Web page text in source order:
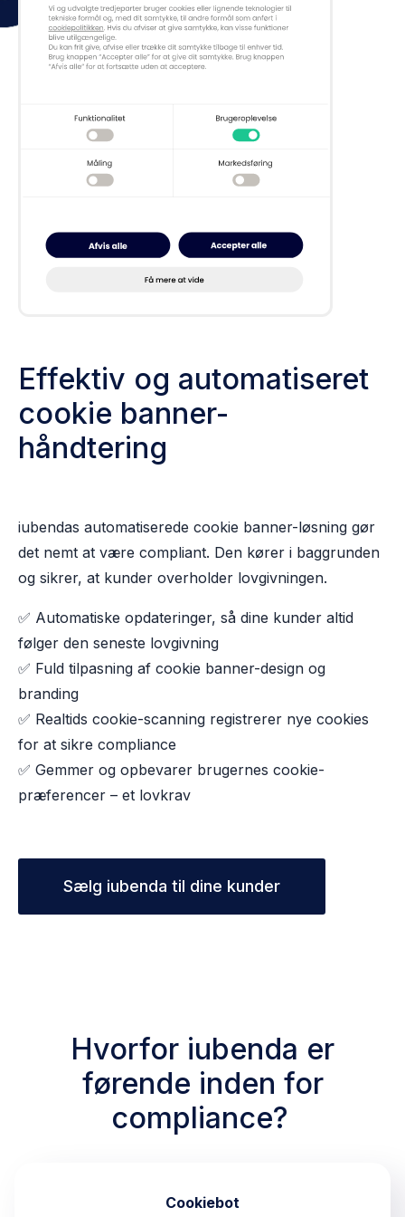
Effektiv og automatiseret
cookie banner-
håndtering
iubendas automatiserede cookie banner-løsning gør
det nemt at være compliant. Den kører i baggrunden
og sikrer, at kunder overholder lovgivningen.
✅ Automatiske opdateringer, så dine kunder altid
følger den seneste lovgivning
✅ Fuld tilpasning af cookie banner-design og
branding
✅ Realtids cookie-scanning registrerer nye cookies
for at sikre compliance
✅ Gemmer og opbevarer brugernes cookie-
præferencer – et lovkrav
Sælg iubenda til dine kunder
Hvorfor iubenda er
førende inden for
compliance?
Cookiebot